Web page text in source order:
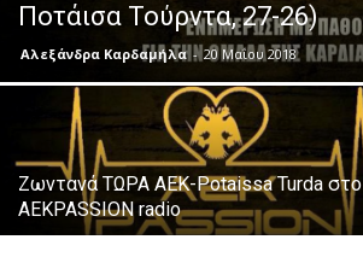
Ποτάισα Τούρντα, 27-26)
Αλεξάνδρα Καρδαμήλα - 20 Μαΐου 2018
Ζωντανά ΤΩΡΑ ΑΕΚ-Potaissa Turda στο
AEKPASSION radio